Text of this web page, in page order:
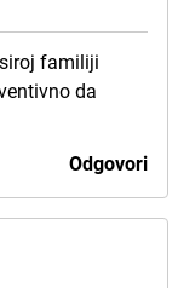
familiji
da
Odgovori